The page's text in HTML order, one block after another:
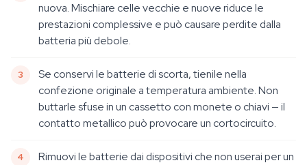
nuova. Mischiare celle vecchie e nuove riduce le
prestazioni complessive e può causare perdite dalla
batteria più debole.
Se conservi le batterie di scorta, tienile nella
confezione originale a temperatura ambiente. Non
buttarle sfuse in un cassetto con monete o chiavi — il
contatto metallico può provocare un cortocircuito.
Rimuovi le batterie dai dispositivi che non userai per un